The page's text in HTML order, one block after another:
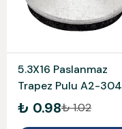
5.3X16 Paslanmaz
Trapez Pulu A2-304
₺ 0.98₺ 1.02